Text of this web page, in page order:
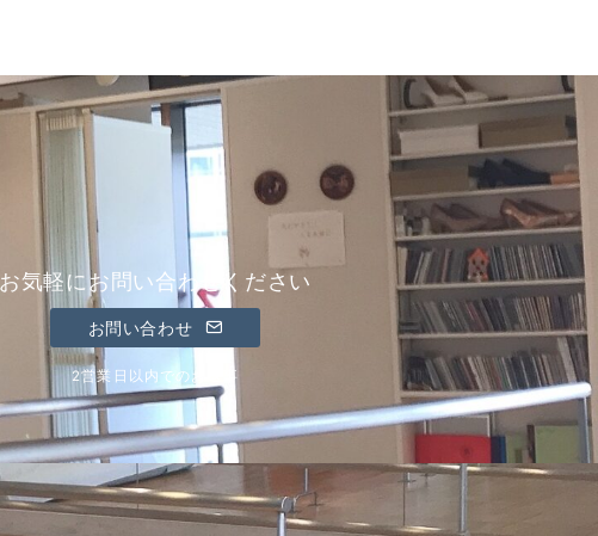
お気軽にお問い合わせください
お問い合わせ
2営業日以内でのお返事